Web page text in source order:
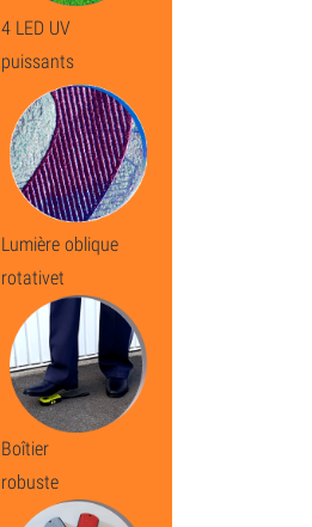
4 LED UV
puissants
Lumière oblique
rotativet
Boîtier
robuste